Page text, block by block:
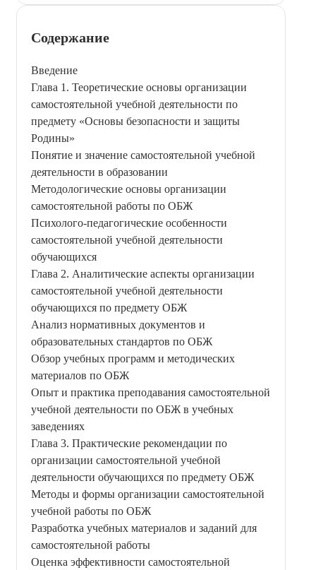
Содержание
Введение
Глава 1. Теоретические основы организации
самостоятельной учебной деятельности по
предмету «Основы безопасности и защиты
Родины»
Понятие и значение самостоятельной учебной
деятельности в образовании
Методологические основы организации
самостоятельной работы по ОБЖ
Психолого-педагогические особенности
самостоятельной учебной деятельности
обучающихся
Глава 2. Аналитические аспекты организации
самостоятельной учебной деятельности
обучающихся по предмету ОБЖ
Анализ нормативных документов и
образовательных стандартов по ОБЖ
Обзор учебных программ и методических
материалов по ОБЖ
Опыт и практика преподавания самостоятельной
учебной деятельности по ОБЖ в учебных
заведениях
Глава 3. Практические рекомендации по
организации самостоятельной учебной
деятельности обучающихся по предмету ОБЖ
Методы и формы организации самостоятельной
учебной работы по ОБЖ
Разработка учебных материалов и заданий для
самостоятельной работы
Оценка эффективности самостоятельной